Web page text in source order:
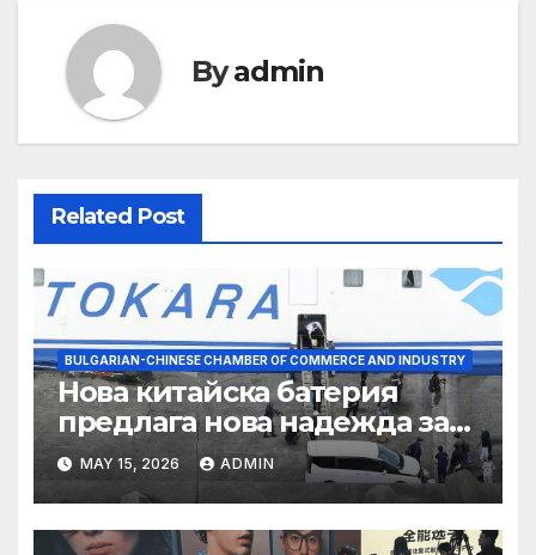
Byadmin
Related Post
BULGARIAN-CHINESE CHAMBER OF COMMERCE AND INDUSTRY
Нова китайска батерия
предлага нова надежда за
съхранение на водород
MAY 15, 2026 ADMIN